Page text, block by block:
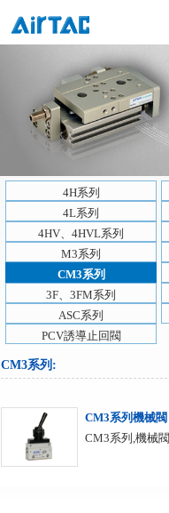
4H系列
4L系列
4HV、4HVL系列
M3系列
CM3系列
3F、3FM系列
ASC系列
PCV誘導止回閥
CM3系列 :
CM3系列機械閥
CM3系列,機械閥